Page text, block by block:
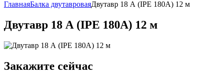
ГлавнаяБалка двутавроваяДвутавр 18 А (IPE 180А) 12 м
Двутавр 18 А (IPE 180А) 12 м
Закажите сейчас